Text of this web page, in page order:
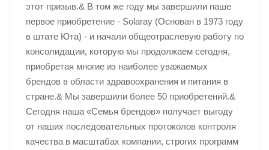
этот призыв.& В том же году мы завершили наше
первое приобретение - Solaray (Основан в 1973 году
в штате Юта) - и начали общеотраслевую работу по
консолидации, которую мы продолжаем сегодня,
приобретая многие из наиболее уважаемых
брендов в области здравоохранения и питания в
стране.& Мы завершили более 50 приобретений.&
Сегодня наша «Семья брендов» получает выгоду
от наших последовательных протоколов контроля
качества в масштабах компании, строгих программ